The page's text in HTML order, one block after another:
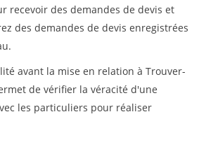
recevoir des demandes de devis et
des demandes de devis enregistrées
avant la mise en relation à Trouver-
de vérifier la véracité d'une
les particuliers pour réaliser